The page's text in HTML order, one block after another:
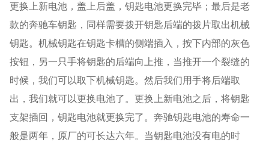
更换上新电池，盖上后盖，钥匙电池更换完毕；最后是老
款的奔驰车钥匙，同样需要拨开钥匙后端的拨片取出机械
钥匙。机械钥匙在钥匙卡槽的侧端插入，按下内部的灰色
按钮，另一只手将钥匙的后端向上推，当推开一个裂缝的
时候，我们可以取下机械钥匙。然后我们用手将后端取
出，我们就可以更换电池了。更换上新电池之后，将钥匙
支架插回，钥匙电池就更换完了。奔驰钥匙电池的寿命一
般是两年，原厂的可长达六年。当钥匙电池没有电的时